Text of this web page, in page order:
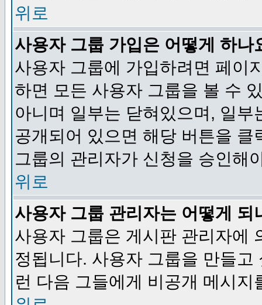
위로
사용자 그룹 가입은 어떻게 하나
사용자 그룹에 가입하려면 페이
하면 모든 사용자 그룹을 볼 수
아니며 일부는 닫혀있으며, 일
공개되어 있으면 해당 버튼을
그룹의 관리자가 신청을 승인해
위로
사용자 그룹 관리자는 어떻게 되
사용자 그룹은 게시판 관리자에
정됩니다. 사용자 그룹을 만들
런 다음 그들에게 비공개 메시지